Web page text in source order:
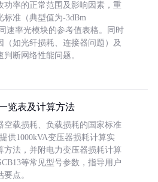
功率的正常范围及影响因素，重
标准（典型值为-3dBm
速率光模块的参考值表格。同时
如光纤损耗、连接器问题）及
断网络性能问题。
览表及计算方法
空载损耗、负载损耗的国家标准
供1000kVA变压器损耗计算实
方法，并附电力变压器损耗计算
等常见型号参数，指导用户
点。